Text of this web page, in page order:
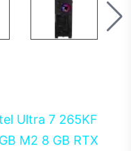
Ultra 7 265KF
M2 8 GB RTX